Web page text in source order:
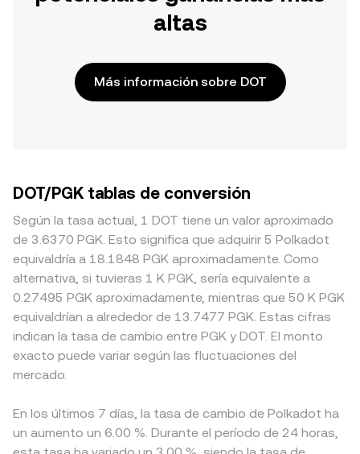
altas
Más información sobre DOT
DOT/PGK tablas de conversión
Según la tasa actual, 1 DOT tiene un valor aproximado
de 3.6370 PGK. Esto significa que adquirir 5 Polkadot
equivaldría a 18.1848 PGK aproximadamente. Como
alternativa, si tuvieras 1 K PGK, sería equivalente a
0.27495 PGK aproximadamente, mientras que 50 K PGK
equivaldrían a alrededor de 13.7477 PGK. Estas cifras
indican la tasa de cambio entre PGK y DOT. El monto
exacto puede variar según las fluctuaciones del
mercado.
En los últimos 7 días, la tasa de cambio de Polkadot ha
un aumento un 6.00 %. Durante el período de 24 horas,